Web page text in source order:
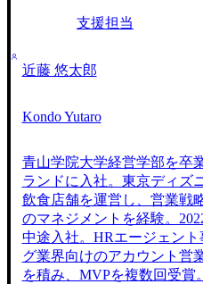
支援担当
近藤 悠太郎
Kondo Yutaro
青山学院大学経営学部を卒
ランドに入社。東京ディズ
飲食店舗を運営し、営業戦
のマネジメントを経験。
中途入社。HRエージェン
グ業界向けのアカウント営
を積み、MVPを複数回受賞。